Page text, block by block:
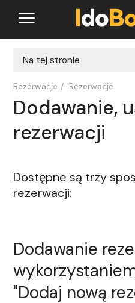
Na tej stronie
Rezerwacje / Rezerwacje
Dodawanie,
rezerwacji
Dostępne są trzy
rezerwacji:
Dodawanie
"Dodaj nową